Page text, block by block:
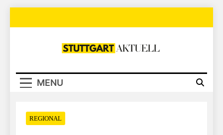
Stuttgart Aktuell
MENU
REGIONAL